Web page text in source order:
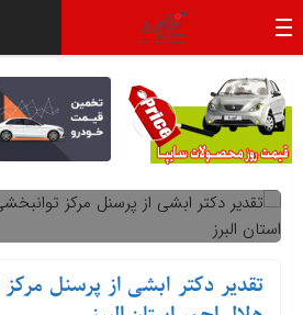
تقدیر دکتر ابشی از پرسنل